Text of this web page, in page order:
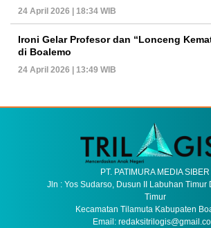
24 April 2026 | 18:34 WIB
Ironi Gelar Profesor dan “Lonceng
di Boalemo
24 April 2026 | 13:49 WIB
PT. PATIMURA MEDIA SIBER
Jln : Yos Sudarso, Dusun II Labuhan Timur
Timur
Kecamatan Tilamuta Kabupaten
Email: